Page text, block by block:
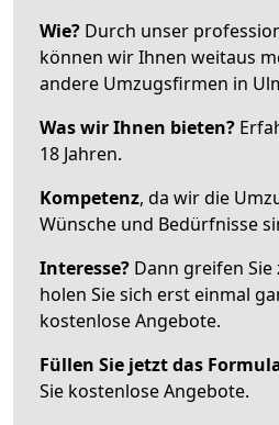
Wie? Durch unser
können wir Ihnen weitaus
andere Umzugsfirmen in
Was wir Ihnen bieten?
18 Jahren.
Kompetenz, da wir die
Wünsche und Bedürfnisse
Interesse? Dann greifen
holen Sie sich erst einmal
kostenlose Angebote.
Füllen Sie jetzt das
Sie kostenlose Angebote.